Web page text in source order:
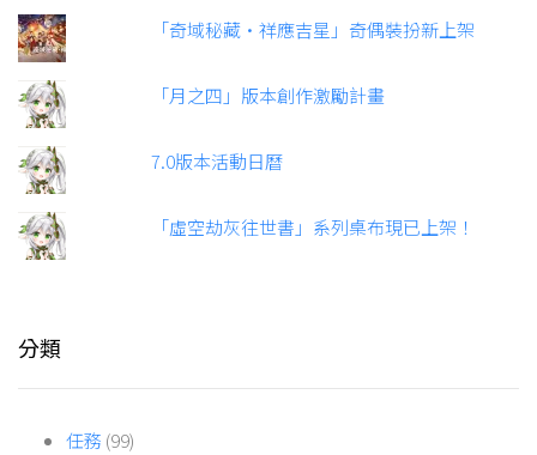
「奇域秘藏·祥應吉星」奇偶裝扮新上架
「月之四」版本創作激勵計畫
7.0版本活動日曆
「虛空劫灰往世書」系列桌布現已上架！
分類
任務 (99)